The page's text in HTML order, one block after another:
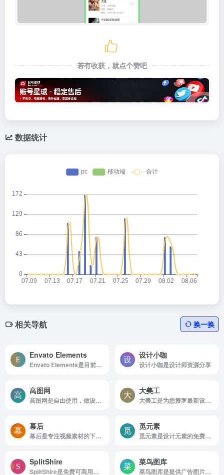
若有收获，就点个赞吧
数据统计
相关导航 换一换
Envato Elements
Envato Elements是目前全球最大的素材库，会员制无限下载设计素材资源。
设计小咖
设计小咖是设计师资源分享
高图网
高图网是自由使用，做设计必上的网站
大美工
大美工是为您搜罗最新设计酷站、优秀的网页设计
幕后
幕后是专注视频素材的下载站。
觅元素
觅元素是设计元素的免费下载png免抠素材高清背景素材
SplitShire
SplitShire是免费可商用的图片素材网站
菜鸟图库
菜鸟图库是提供广告图片设计、电商淘宝、企业办公模板